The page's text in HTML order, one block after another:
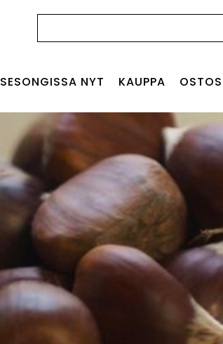
SESONGISSA NYT KAUPPA